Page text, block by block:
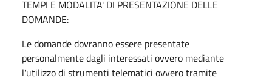
TEMPI E MODALITA' DI PRESENTAZIONE DELLE
DOMANDE:
Le domande dovranno essere presentate
personalmente dagli interessati ovvero mediante
l'utilizzo di strumenti telematici ovvero tramite